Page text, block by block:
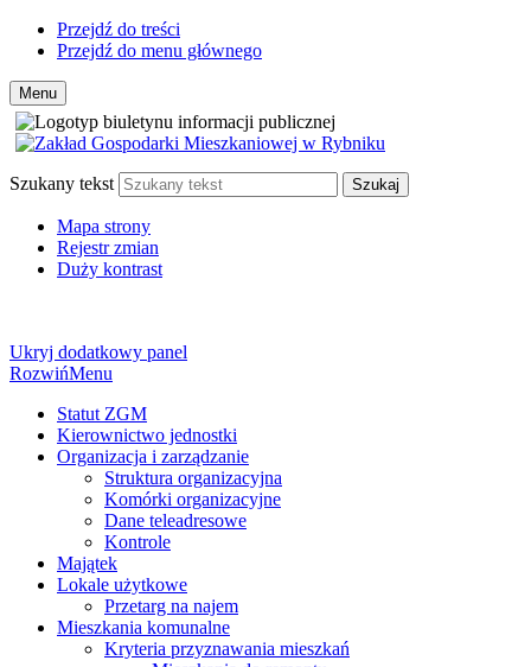
Przejdź do treści
Przejdź do menu głównego
Menu
Szukany tekst Szukaj
Mapa strony
Rejestr zmian
Duży kontrast
Ukryj dodatkowy panel
RozwińMenu
Statut ZGM
Kierownictwo jednostki
Organizacja i zarządzanie
Struktura organizacyjna
Komórki organizacyjne
Dane teleadresowe
Kontrole
Majątek
Lokale użytkowe
Przetarg na najem
Mieszkania komunalne
Kryteria przyznawania mieszkań